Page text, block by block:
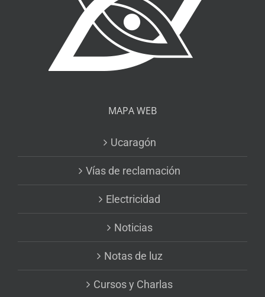
MAPA WEB
Ucaragón
Vías de reclamación
Electricidad
Noticias
Notas de luz
Cursos y Charlas